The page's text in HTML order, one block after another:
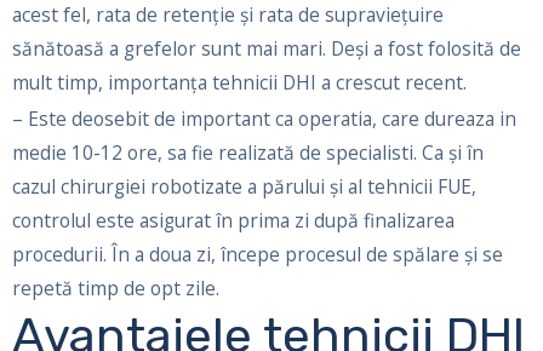
acest fel, rata de retenție și rata de supraviețuire
sănătoasă a grefelor sunt mai mari. Deși a fost folosită de
mult timp, importanța tehnicii DHI a crescut recent.
– Este deosebit de important ca operatia, care dureaza in
medie 10-12 ore, sa fie realizată de specialisti. Ca și în
cazul chirurgiei robotizate a părului și al tehnicii FUE,
controlul este asigurat în prima zi după finalizarea
procedurii. În a doua zi, începe procesul de spălare și se
repetă timp de opt zile.
Avantajele tehnicii DHI